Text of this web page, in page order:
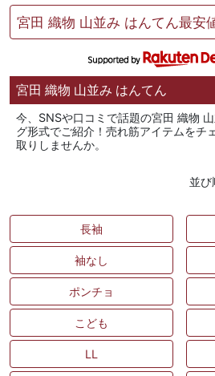
宮田 織物 山並み はんてん最安
宮田 織物 山並み はんてん
今、SNSや口コミで話題の宮田 織物
グ形式でご紹介！売れ筋アイテムをチ
取りしませんか。
並び
長袖
袖なし
ポンチョ
こども
LL